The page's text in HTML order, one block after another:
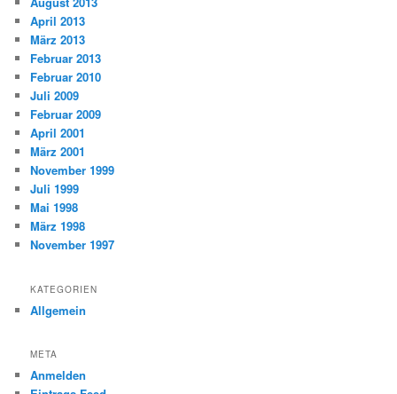
April 2013
März 2013
Februar 2013
Februar 2010
Juli 2009
Februar 2009
April 2001
März 2001
November 1999
Juli 1999
Mai 1998
März 1998
November 1997
KATEGORIEN
Allgemein
META
Anmelden